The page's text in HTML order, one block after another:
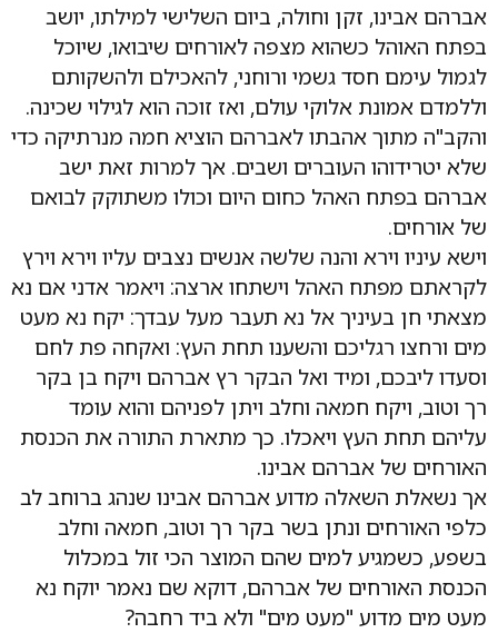
אברהם אבינו, זקן וחולה, ביום השלישי למילתו, יושב
בפתח האוהל כשהוא מצפה לאורחים שיבואו, שיוכל
לגמול עימם חסד גשמי ורוחני, להאכילם ולהשקותם
וללמדם אמונת אלוקי עולם, ואז זוכה הוא לגילוי שכינה.
והקב"ה מתוך אהבתו לאברהם הוציא חמה מנרתיקה כדי
שלא יטרידוהו העוברים ושבים. אך למרות זאת ישב
אברהם בפתח האהל כחום היום וכולו משתוקק לבואם
של אורחים.
וישא עיניו וירא והנה שלשה אנשים נצבים עליו וירא וירץ
לקראתם מפתח האהל וישתחו ארצה: ויאמר אדני אם נא
מצאתי חן בעיניך אל נא תעבר מעל עבדך: יקח נא מעט
מים ורחצו רגליכם והשענו תחת העץ: ואקחה פת לחם
וסעדו ליבכם, ומיד ואל הבקר רץ אברהם ויקח בן בקר
רך וטוב, ויקח חמאה וחלב ויתן לפניהם והוא עומד
עליהם תחת העץ ויאכלו. כך מתארת התורה את הכנסת
האורחים של אברהם אבינו.
אך נשאלת השאלה מדוע אברהם אבינו שנהג ברוחב לב
כלפי האורחים ונתן בשר בקר רך וטוב, חמאה וחלב
בשפע, כשמגיע למים שהם המוצר הכי זול במכלול
הכנסת האורחים של אברהם, דוקא שם נאמר יוקח נא
מעט מים מדוע "מעט מים" ולא ביד רחבה?